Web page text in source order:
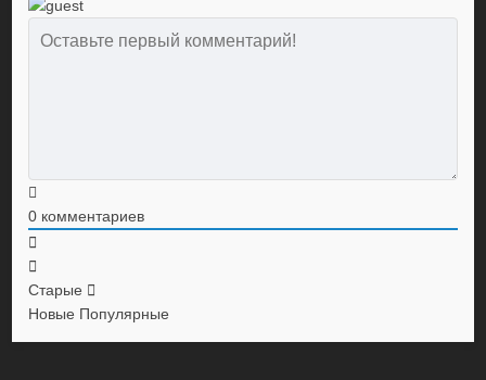
0 комментариев
Старые
Новые Популярные